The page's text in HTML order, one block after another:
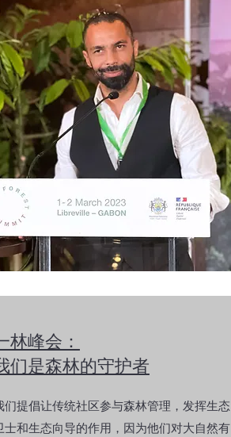
林峰会：
们是森林的守护者
们提倡让传统社区参与森林管理，发挥生态
士和生态向导的作用，因为他们对大自然有